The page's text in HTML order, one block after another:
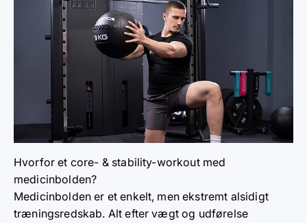
Hvorfor et core- & stability-workout med
medicinbolden?
Medicinbolden er et enkelt, men ekstremt alsidigt
træningsredskab. Alt efter vægt og udførelse